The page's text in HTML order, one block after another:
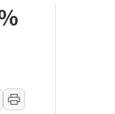
화·호르무즈 재개방 기대에
장 레버리지 위험수위…숨은
중상…대응 1단계 진압 중